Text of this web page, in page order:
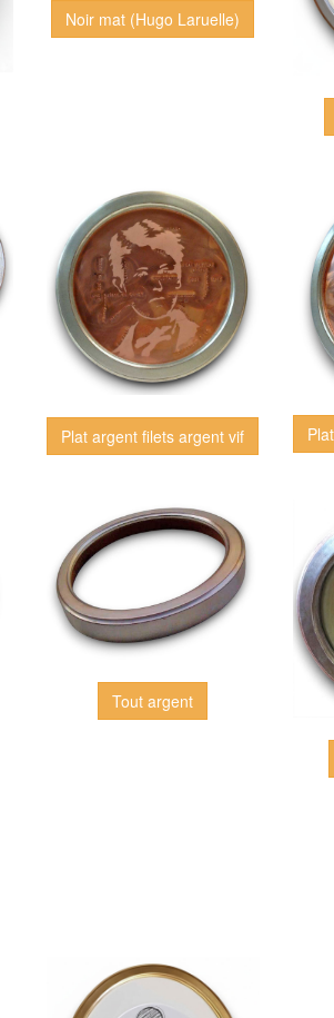
Noir mat (Hugo Laruelle)
Plat argent filets argent vif
Tout argent